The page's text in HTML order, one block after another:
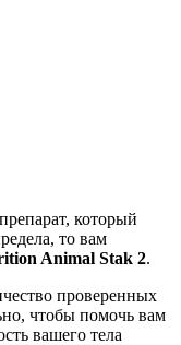
который
то вам
Animal Stak 2.
проверенных
чтобы помочь вам
вашего тела